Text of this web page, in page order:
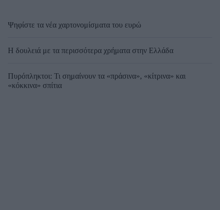
Ψηφίστε τα νέα χαρτονομίσματα του ευρώ
Η δουλειά με τα περισσότερα χρήματα στην Ελλάδα
Πυρόπληκτοι: Τι σημαίνουν τα «πράσινα», «κίτρινα» και
«κόκκινα» σπίτια